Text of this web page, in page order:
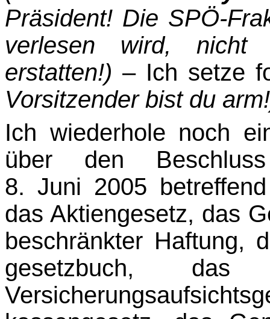
Präsident! Die SPÖ-
verlesen wird,
erstatten!) – Ich setze
Vorsitzender bist du
Ich wiederhole noch
über den
8. Juni 2005
das Aktiengesetz, das
beschränkter Haftung,
gesetzbuch, das